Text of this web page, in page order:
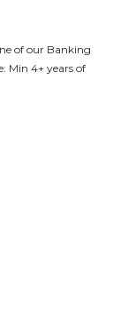
of our Banking
Min 4+ years of